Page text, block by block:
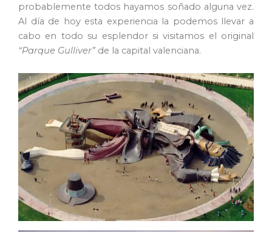
probablemente todos hayamos soñado alguna vez.
Al día de hoy esta experiencia la podemos llevar a
cabo en todo su esplendor si visitamos el original
“Parque Gulliver” de la capital valenciana.